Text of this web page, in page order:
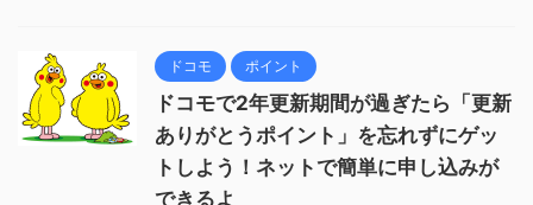
ドコモ ポイント
ドコモで2年更新期間が過ぎたら「更新
ありがとうポイント」を忘れずにゲッ
トしよう！ネットで簡単に申し込みが
できるよ